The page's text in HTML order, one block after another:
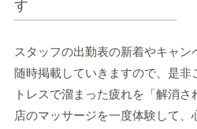
す
スタッフの出勤表の新着やキャン
随時掲載していきますので、是非
トレスで溜まった疲れを「解消
店のマッサージを一度体験して、